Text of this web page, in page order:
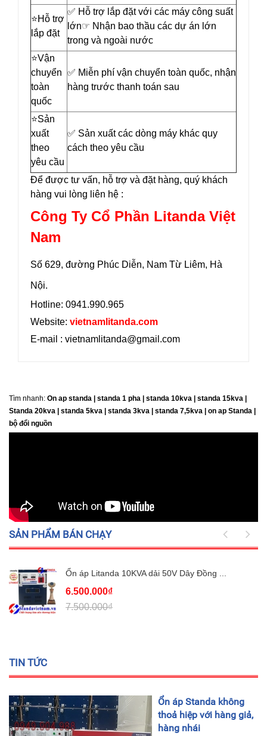
⭐️Hỗ trợ
lắp đặt
✅ Hỗ trợ lắp đặt với các máy công suất
lớn☞ Nhận bao thầu các dự án lớn
trong và ngoài nước
⭐️Vận
chuyển
toàn
quốc
✅ Miễn phí vận chuyển toàn quốc, nhận
hàng trước thanh toán sau
⭐️Sản
xuất
theo
yêu cầu
✅ Sản xuất các dòng máy khác quy
cách theo yêu cầu
Để được tư vấn, hỗ trợ và đặt hàng, quý khách
hàng vui lòng liên hệ :
Công Ty Cổ Phần Litanda Việt
Nam
Số 629, đường Phúc Diễn, Nam Từ Liêm, Hà
Nội.
Hotline: 0941.990.965
Website: vietnamlitanda.com
E-mail : vietnamlitanda@gmail.com
Tìm nhanh: On ap standa | standa 1 pha | standa 10kva | standa 15kva |
Standa 20kva |
standa 5kva | standa 3kva | standa 7,5kva | on ap Standa |
bộ đổi nguồn
SẢN PHẨM BÁN CHẠY
Ổn áp Litanda 10KVA dải 50V Dây Đồng ...
6.500.000₫
7.500.000₫
TIN TỨC
Ổn áp Standa không
thoả hiệp với hàng giả,
hàng nhái